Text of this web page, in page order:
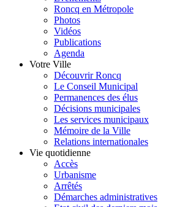
Roncq en Métropole
Photos
Vidéos
Publications
Agenda
Votre Ville
Découvrir Roncq
Le Conseil Municipal
Permanences des élus
Décisions municipales
Les services municipaux
Mémoire de la Ville
Relations internationales
Vie quotidienne
Accès
Urbanisme
Arrêtés
Démarches administratives